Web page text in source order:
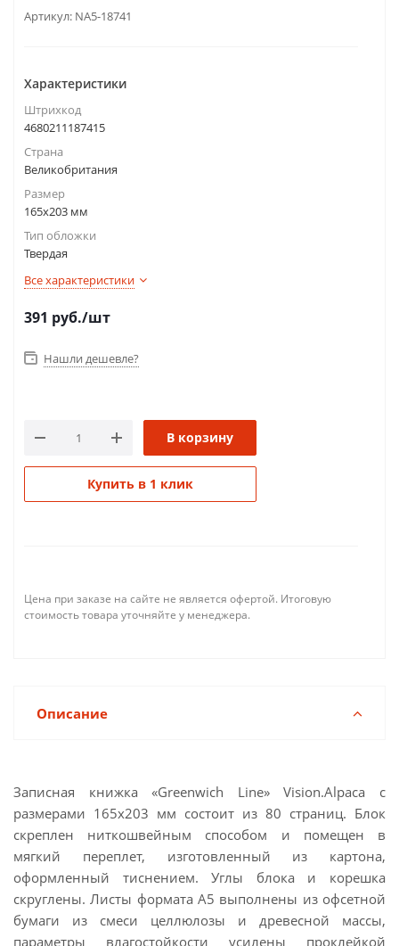
Артикул: NA5-18741
Характеристики
Штрихкод
4680211187415
Страна
Великобритания
Размер
165х203 мм
Тип обложки
Твердая
Все характеристики
391 руб./шт
Нашли дешевле?
В корзину
Купить в 1 клик
Цена при заказе на сайте не является офертой. Итоговую
стоимость товара уточняйте у менеджера.
Описание
Записная книжка «Greenwich Line» Vision.Alpaca с
размерами 165х203 мм состоит из 80 страниц. Блок
скреплен ниткошвейным способом и помещен в
мягкий переплет, изготовленный из картона,
оформленный тиснением. Углы блока и корешка
скруглены. Листы формата А5 выполнены из офсетной
бумаги из смеси целлюлозы и древесной массы,
параметры влагостойкости усилены проклейкой